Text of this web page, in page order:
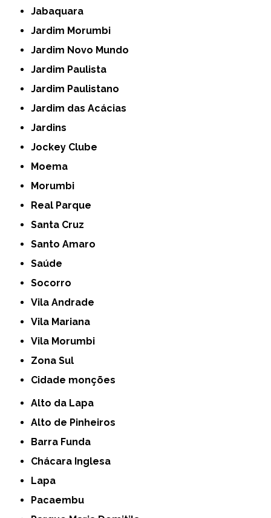
Jabaquara
Jardim Morumbi
Jardim Novo Mundo
Jardim Paulista
Jardim Paulistano
Jardim das Acácias
Jardins
Jockey Clube
Moema
Morumbi
Real Parque
Santa Cruz
Santo Amaro
Saúde
Socorro
Vila Andrade
Vila Mariana
Vila Morumbi
Zona Sul
cidade monções
Alto da Lapa
Alto de Pinheiros
Barra Funda
Chácara Inglesa
Lapa
Pacaembu